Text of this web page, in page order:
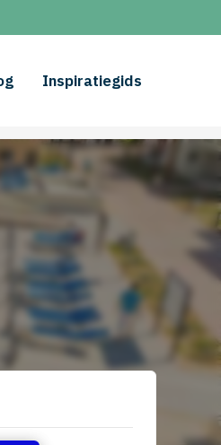
Inspiratiegids